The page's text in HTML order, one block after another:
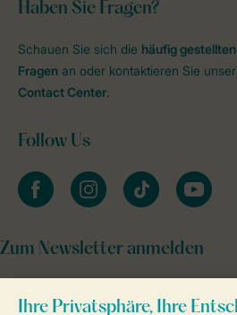
Haben Sie Fragen?
Schauen Sie sich die häufig gestellten
Fragen an oder kontaktieren Sie unser
Contact Center.
Follow Us
facebookinstagramtiktok youtube
Zum Newsletter anmelden